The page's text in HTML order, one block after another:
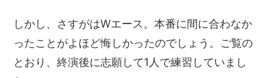
しかし、さすがはWエース。本番に間に合わなか
ったことがよほど悔しかったのでしょう。ご覧の
とおり、終演後に志願して1人で練習していまし